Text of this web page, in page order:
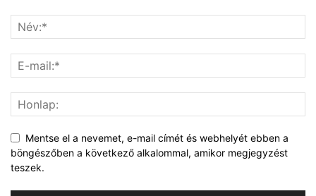
Mentse el a nevemet, e-mail címét és webhelyét ebben a
böngészőben a következő alkalommal, amikor megjegyzést
teszek.